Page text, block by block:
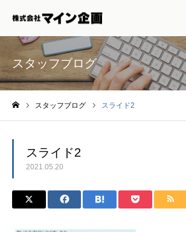
スタッフブログ
スタッフブログ スライド2
スライド2
2021.05.20